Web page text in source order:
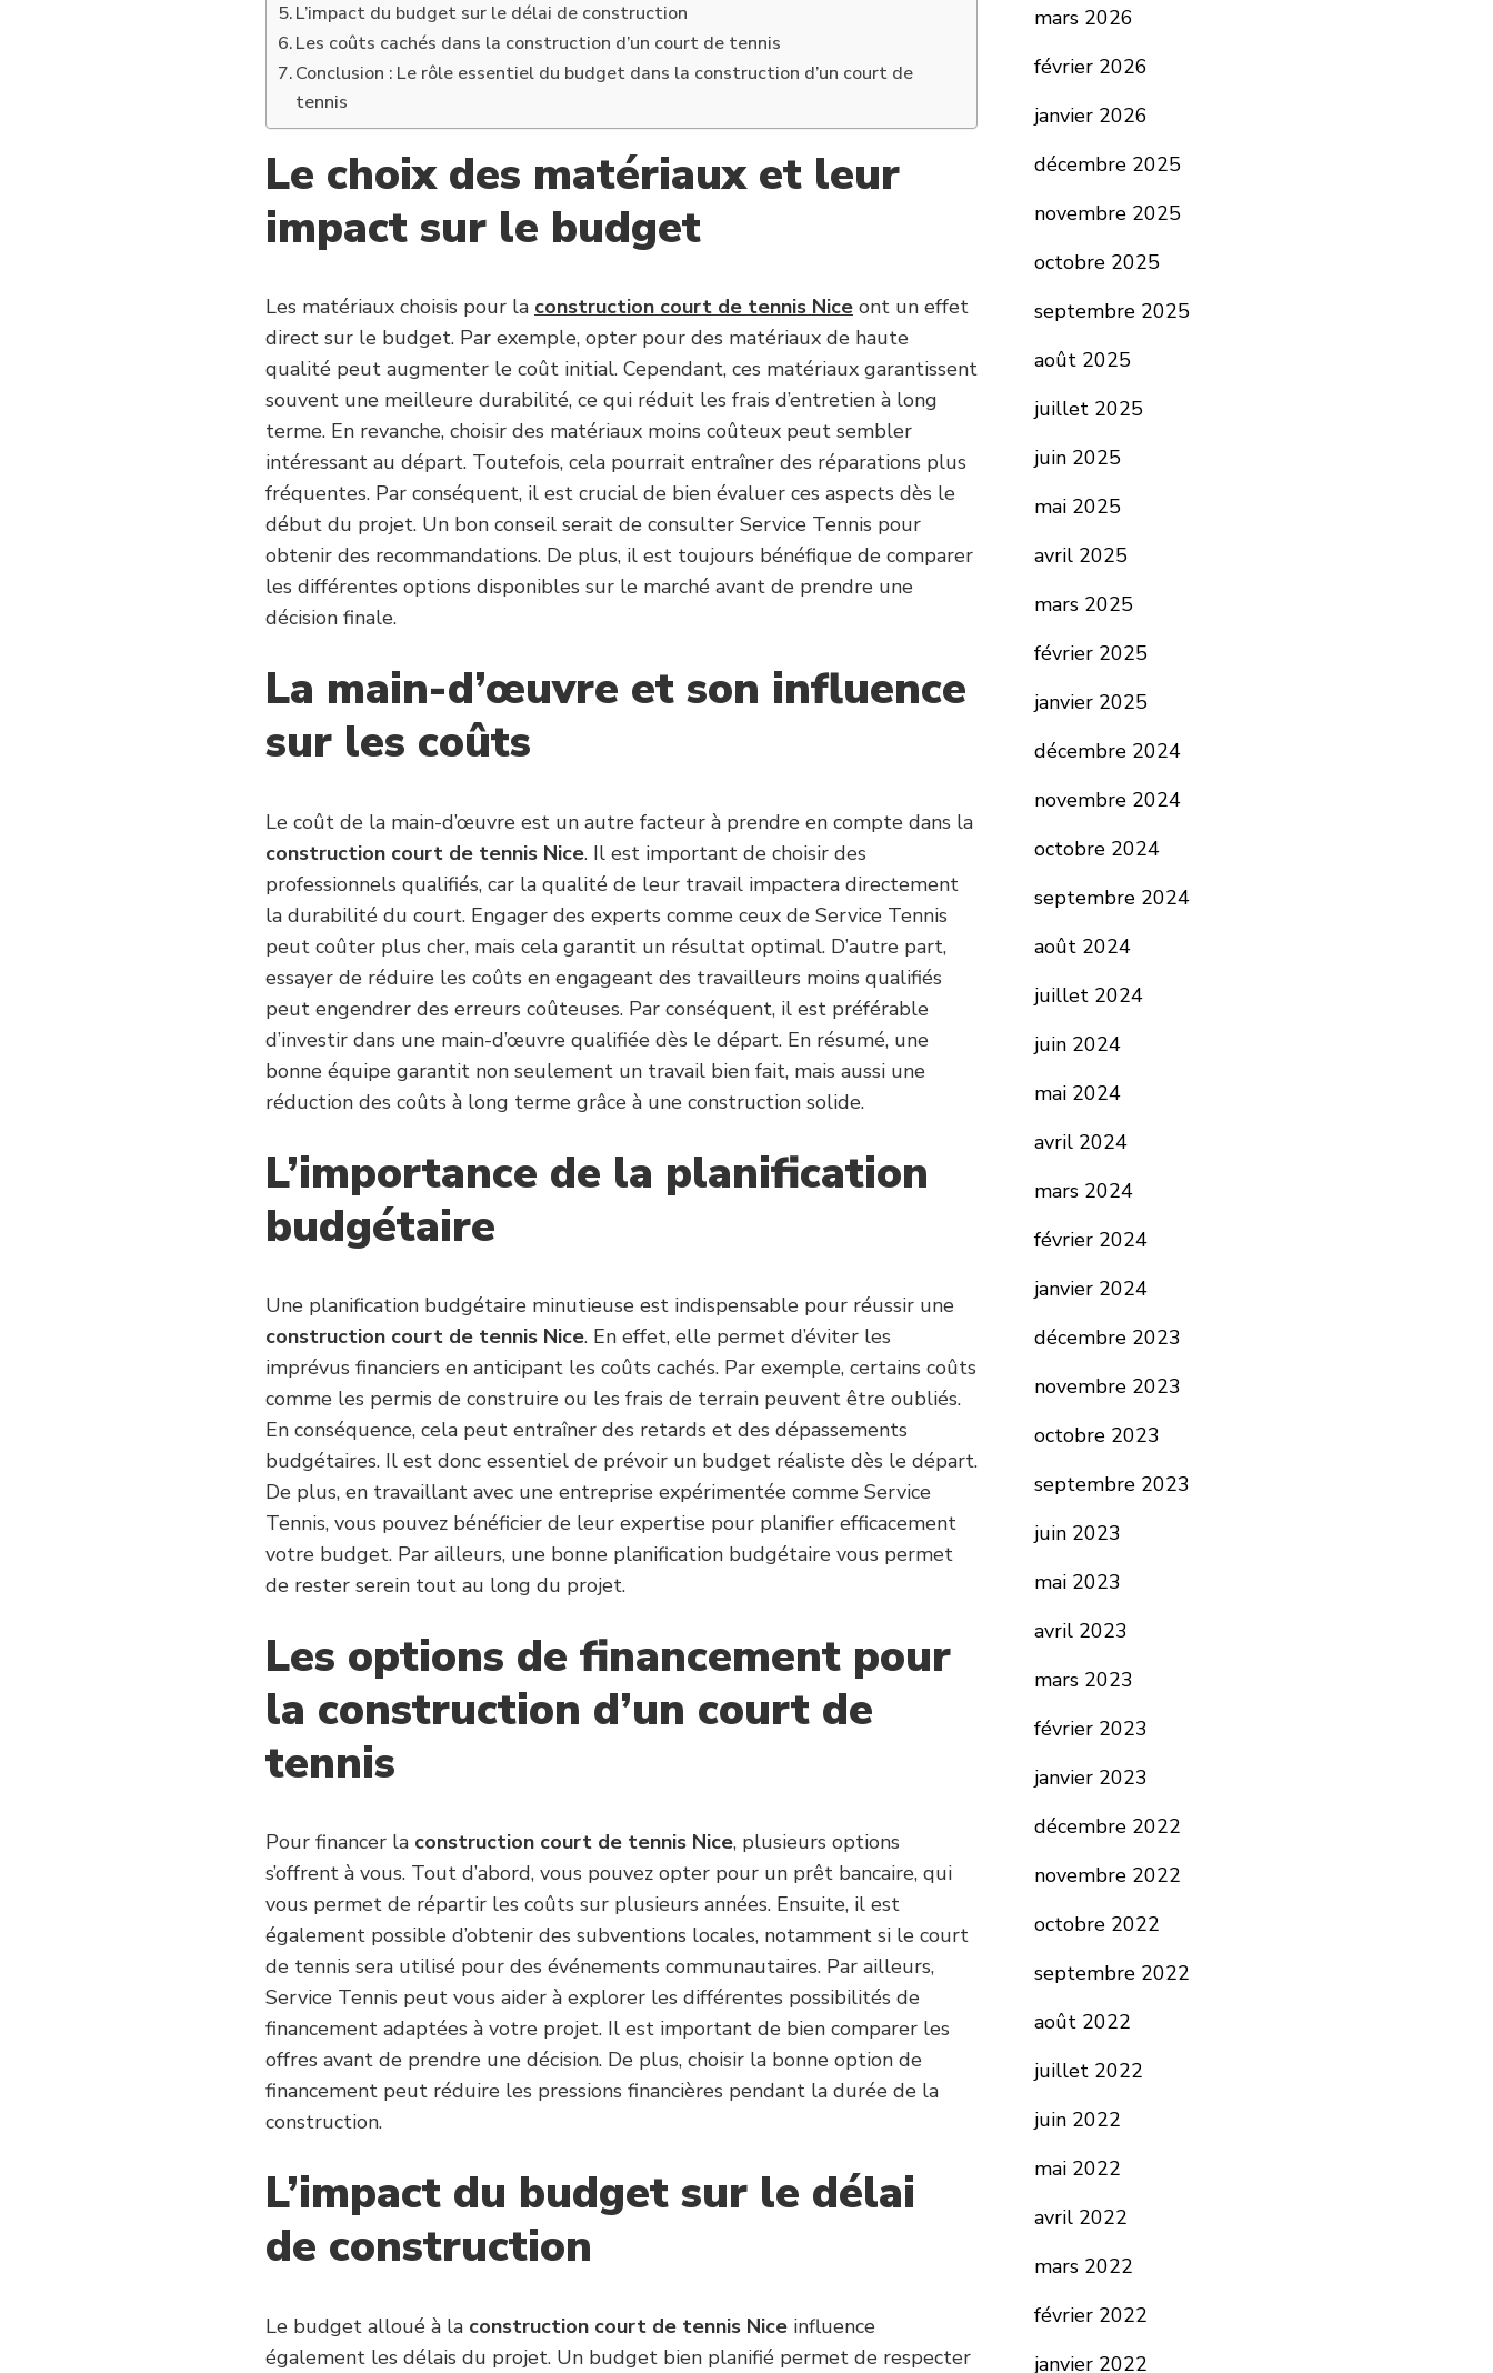
L’impact du budget sur le délai de construction
Les coûts cachés dans la construction d’un court de tennis
Conclusion : Le rôle essentiel du budget dans la construction d’un court de
tennis
Le choix des matériaux et leur
impact sur le budget
Les matériaux choisis pour la construction court de tennis Nice ont un effet
direct sur le budget. Par exemple, opter pour des matériaux de haute
qualité peut augmenter le coût initial. Cependant, ces matériaux garantissent
souvent une meilleure durabilité, ce qui réduit les frais d’entretien à long
terme. En revanche, choisir des matériaux moins coûteux peut sembler
intéressant au départ. Toutefois, cela pourrait entraîner des réparations plus
fréquentes. Par conséquent, il est crucial de bien évaluer ces aspects dès le
début du projet. Un bon conseil serait de consulter Service Tennis pour
obtenir des recommandations. De plus, il est toujours bénéfique de comparer
les différentes options disponibles sur le marché avant de prendre une
décision finale.
La main-d’œuvre et son influence
sur les coûts
Le coût de la main-d’œuvre est un autre facteur à prendre en compte dans la
construction court de tennis Nice. Il est important de choisir des
professionnels qualifiés, car la qualité de leur travail impactera directement
la durabilité du court. Engager des experts comme ceux de Service Tennis
peut coûter plus cher, mais cela garantit un résultat optimal. D’autre part,
essayer de réduire les coûts en engageant des travailleurs moins qualifiés
peut engendrer des erreurs coûteuses. Par conséquent, il est préférable
d’investir dans une main-d’œuvre qualifiée dès le départ. En résumé, une
bonne équipe garantit non seulement un travail bien fait, mais aussi une
réduction des coûts à long terme grâce à une construction solide.
L’importance de la planification
budgétaire
Une planification budgétaire minutieuse est indispensable pour réussir une
construction court de tennis Nice. En effet, elle permet d’éviter les
imprévus financiers en anticipant les coûts cachés. Par exemple, certains coûts
comme les permis de construire ou les frais de terrain peuvent être oubliés.
En conséquence, cela peut entraîner des retards et des dépassements
budgétaires. Il est donc essentiel de prévoir un budget réaliste dès le départ.
De plus, en travaillant avec une entreprise expérimentée comme Service
Tennis, vous pouvez bénéficier de leur expertise pour planifier efficacement
votre budget. Par ailleurs, une bonne planification budgétaire vous permet
de rester serein tout au long du projet.
Les options de financement pour
la construction d’un court de
tennis
Pour financer la construction court de tennis Nice, plusieurs options
s’offrent à vous. Tout d’abord, vous pouvez opter pour un prêt bancaire, qui
vous permet de répartir les coûts sur plusieurs années. Ensuite, il est
également possible d’obtenir des subventions locales, notamment si le court
de tennis sera utilisé pour des événements communautaires. Par ailleurs,
Service Tennis peut vous aider à explorer les différentes possibilités de
financement adaptées à votre projet. Il est important de bien comparer les
offres avant de prendre une décision. De plus, choisir la bonne option de
financement peut réduire les pressions financières pendant la durée de la
construction.
L’impact du budget sur le délai
de construction
Le budget alloué à la construction court de tennis Nice influence
également les délais du projet. Un budget bien planifié permet de respecter
mars 2026
février 2026
janvier 2026
décembre 2025
novembre 2025
octobre 2025
septembre 2025
août 2025
juillet 2025
juin 2025
mai 2025
avril 2025
mars 2025
février 2025
janvier 2025
décembre 2024
novembre 2024
octobre 2024
septembre 2024
août 2024
juillet 2024
juin 2024
mai 2024
avril 2024
mars 2024
février 2024
janvier 2024
décembre 2023
novembre 2023
octobre 2023
septembre 2023
juin 2023
mai 2023
avril 2023
mars 2023
février 2023
janvier 2023
décembre 2022
novembre 2022
octobre 2022
septembre 2022
août 2022
juillet 2022
juin 2022
mai 2022
avril 2022
mars 2022
février 2022
janvier 2022